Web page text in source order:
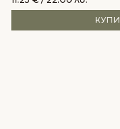
КУПИ